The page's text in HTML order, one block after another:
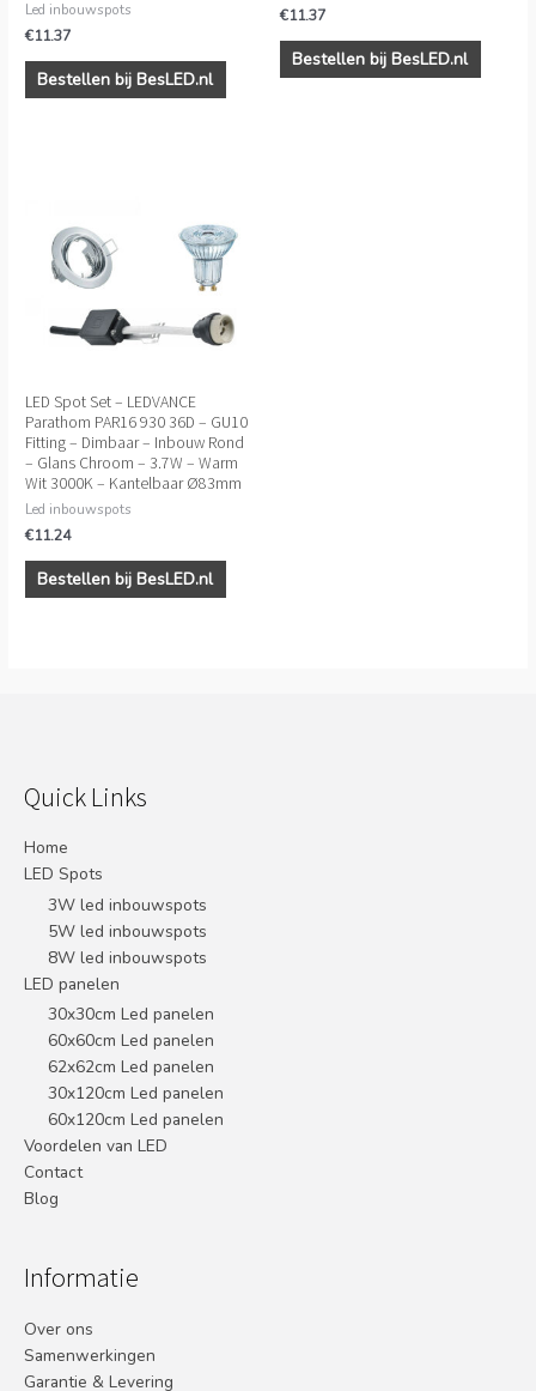
Led inbouwspots
€11.37
Bestellen bij BesLED.nl
€11.37
Bestellen bij BesLED.nl
LED Spot Set – LEDVANCE
Parathom PAR16 930 36D – GU10
Fitting – Dimbaar – Inbouw Rond
– Glans Chroom – 3.7W – Warm
Wit 3000K – Kantelbaar Ø83mm
Led inbouwspots
€11.24
Bestellen bij BesLED.nl
Quick Links
Home
LED Spots
3W led inbouwspots
5W led inbouwspots
8W led inbouwspots
LED panelen
30x30cm Led panelen
60x60cm Led panelen
62x62cm Led panelen
30x120cm Led panelen
60x120cm Led panelen
Voordelen van LED
Contact
Blog
Informatie
Over ons
Samenwerkingen
Garantie & Levering